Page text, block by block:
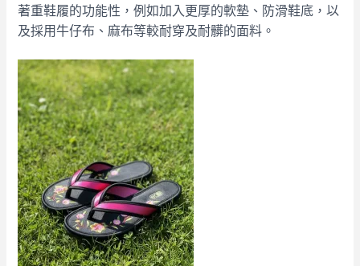
著重鞋履的功能性，例如加入更厚的軟墊、防滑鞋底，以
及採用牛仔布、麻布等較耐穿及耐髒的面料。